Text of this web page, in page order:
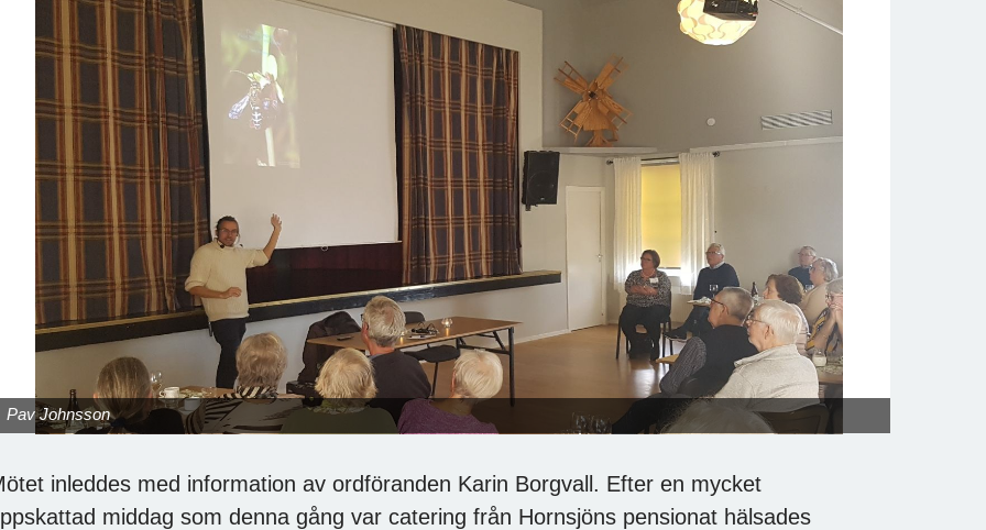
Pav Johnsson
inleddes med information av ordföranden Karin Borgvall. Efter en mycket
middag som denna gång var catering från Hornsjöns pensionat hälsades